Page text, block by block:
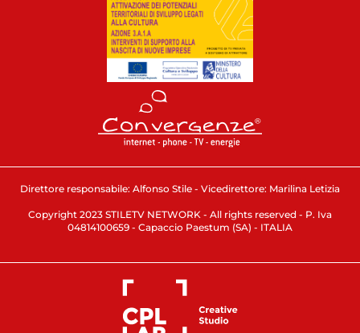
Direttore responsabile: Alfonso Stile - Vicedirettore: Marilina Letizia
Copyright 2023 STILETV NETWORK - All rights reserved - P. Iva
04814100659 - Capaccio Paestum (SA) - ITALIA